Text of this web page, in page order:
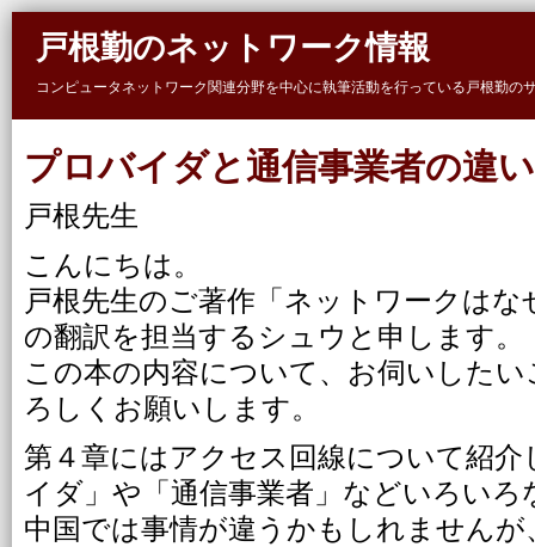
戸根勤のネットワーク情報
コンピュータネットワーク関連分野を中心に執筆活動を行っている戸根勤
プロバイダと通信事業者の違い
戸根先生
こんにちは。
戸根先生のご著作「ネットワークは
の翻訳を担当するシュウと申します。
この本の内容について、お伺いした
ろしくお願いします。
第４章にはアクセス回線について紹
イダ」や「通信事業者」などいろい
中国では事情が違うかもしれません